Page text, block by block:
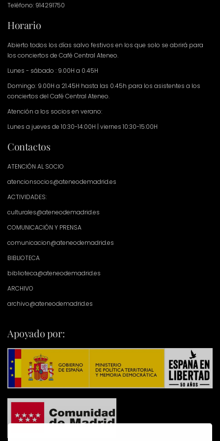
Teléfono: 914291750
Horario
Abierto todos los días salvo festivos en los que solo se abrirá para
los conciertos de Café Central Ateneo.
Lunes - sábado : 9.00H a 0.45H
Domingo: 9.00H a 21.45H hasta las 0.45h para los asistentes a los
conciertos del Café Central Ateneo.
Atención a los socios en verano:
Lunes a jueves de 10:30-14:00H | viernes 10:30-15:00H
Contactos
ATENCIÓN AL SOCIO
atencionsocios@ateneodemadrid.es
ACTIVIDADES:
culturales@ateneodemadrid.es
COMUNICACIÓN Y PRENSA
comunicacion@ateneodemadrid.es
BIBLIOTECA
biblioteca@ateneodemadrid.es
ARCHIVO
archivo@ateneodemadrid.es
Apoyado por: